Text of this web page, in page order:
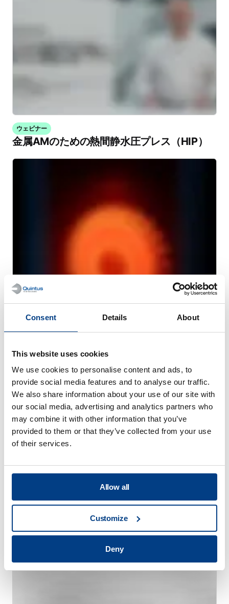
Consent Details About
This website uses cookies
We use cookies to personalise content and ads, to
provide social media features and to analyse our traffic.
We also share information about your use of our site with
our social media, advertising and analytics partners who
may combine it with other information that you’ve
provided to them or that they’ve collected from your use
of their services.
Allow all
Customize
Deny
ウェビナー
金属AMのための熱間静水圧プレス（HIP）
医療用インプラントの製造需要に応える